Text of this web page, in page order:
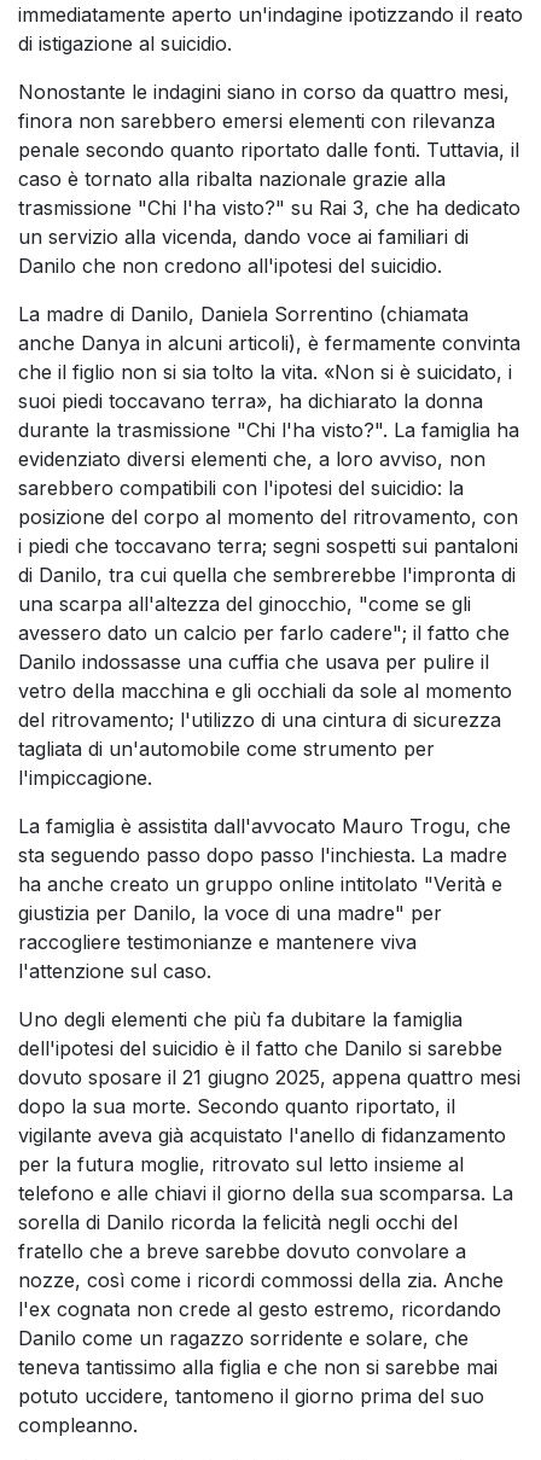
immediatamente aperto un'indagine ipotizzando il reato
di istigazione al suicidio.
Nonostante le indagini siano in corso da quattro mesi,
finora non sarebbero emersi elementi con rilevanza
penale secondo quanto riportato dalle fonti. Tuttavia, il
caso è tornato alla ribalta nazionale grazie alla
trasmissione "Chi l'ha visto?" su Rai 3, che ha dedicato
un servizio alla vicenda, dando voce ai familiari di
Danilo che non credono all'ipotesi del suicidio.
La madre di Danilo, Daniela Sorrentino (chiamata
anche Danya in alcuni articoli), è fermamente convinta
che il figlio non si sia tolto la vita. «Non si è suicidato, i
suoi piedi toccavano terra», ha dichiarato la donna
durante la trasmissione "Chi l'ha visto?". La famiglia ha
evidenziato diversi elementi che, a loro avviso, non
sarebbero compatibili con l'ipotesi del suicidio: la
posizione del corpo al momento del ritrovamento, con
i piedi che toccavano terra; segni sospetti sui pantaloni
di Danilo, tra cui quella che sembrerebbe l'impronta di
una scarpa all'altezza del ginocchio, "come se gli
avessero dato un calcio per farlo cadere"; il fatto che
Danilo indossasse una cuffia che usava per pulire il
vetro della macchina e gli occhiali da sole al momento
del ritrovamento; l'utilizzo di una cintura di sicurezza
tagliata di un'automobile come strumento per
l'impiccagione.
La famiglia è assistita dall'avvocato Mauro Trogu, che
sta seguendo passo dopo passo l'inchiesta. La madre
ha anche creato un gruppo online intitolato "Verità e
giustizia per Danilo, la voce di una madre" per
raccogliere testimonianze e mantenere viva
l'attenzione sul caso.
Uno degli elementi che più fa dubitare la famiglia
dell'ipotesi del suicidio è il fatto che Danilo si sarebbe
dovuto sposare il 21 giugno 2025, appena quattro mesi
dopo la sua morte. Secondo quanto riportato, il
vigilante aveva già acquistato l'anello di fidanzamento
per la futura moglie, ritrovato sul letto insieme al
telefono e alle chiavi il giorno della sua scomparsa. La
sorella di Danilo ricorda la felicità negli occhi del
fratello che a breve sarebbe dovuto convolare a
nozze, così come i ricordi commossi della zia. Anche
l'ex cognata non crede al gesto estremo, ricordando
Danilo come un ragazzo sorridente e solare, che
teneva tantissimo alla figlia e che non si sarebbe mai
potuto uccidere, tantomeno il giorno prima del suo
compleanno.